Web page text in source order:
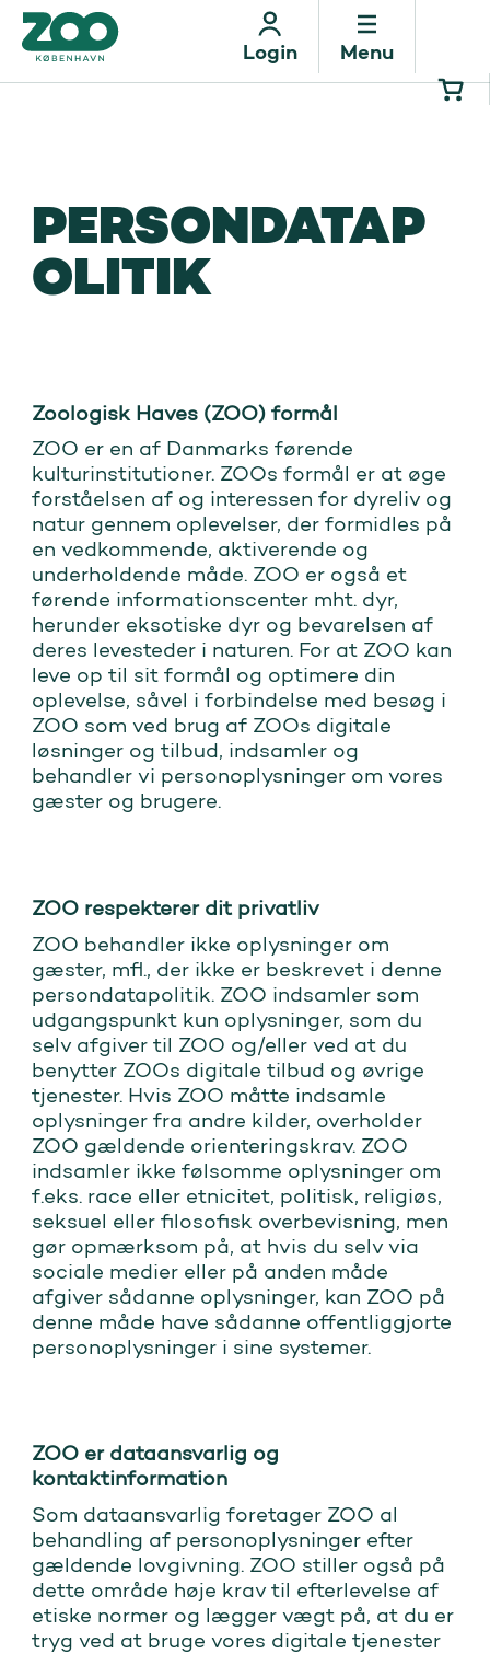
Menu
Login
PERSONDATAP
OLITIK
Zoologisk Haves (ZOO) formål
ZOO er en af Danmarks førende
kulturinstitutioner. ZOOs formål er at øge
forståelsen af og interessen for dyreliv og
natur gennem oplevelser, der formidles på
en vedkommende, aktiverende og
underholdende måde. ZOO er også et
førende informationscenter mht. dyr,
herunder eksotiske dyr og bevarelsen af
deres levesteder i naturen. For at ZOO kan
leve op til sit formål og optimere din
oplevelse, såvel i forbindelse med besøg i
ZOO som ved brug af ZOOs digitale
løsninger og tilbud, indsamler og
behandler vi personoplysninger om vores
gæster og brugere.
ZOO respekterer dit privatliv
ZOO behandler ikke oplysninger om
gæster, mfl., der ikke er beskrevet i denne
persondatapolitik. ZOO indsamler som
udgangspunkt kun oplysninger, som du
selv afgiver til ZOO og/eller ved at du
benytter ZOOs digitale tilbud og øvrige
tjenester. Hvis ZOO måtte indsamle
oplysninger fra andre kilder, overholder
ZOO gældende orienteringskrav. ZOO
indsamler ikke følsomme oplysninger om
f.eks. race eller etnicitet, politisk, religiøs,
seksuel eller filosofisk overbevisning, men
gør opmærksom på, at hvis du selv via
sociale medier eller på anden måde
afgiver sådanne oplysninger, kan ZOO på
denne måde have sådanne offentliggjorte
personoplysninger i sine systemer.
ZOO er dataansvarlig og
kontaktinformation
Som dataansvarlig foretager ZOO al
behandling af personoplysninger efter
gældende lovgivning. ZOO stiller også på
dette område høje krav til efterlevelse af
etiske normer og lægger vægt på, at du er
tryg ved at bruge vores digitale tjenester